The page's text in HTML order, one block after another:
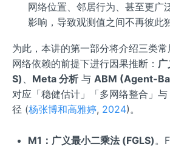
网络位置、邻居行为、甚至更广
影响，导致观测值之间不再彼此
为此，本讲的第一部分将介绍三类
网络依赖的前提下进行因果推断：
S)
Meta 分析与 ABM (Agent-
对应「稳健估计」「多网络整合」
径 (杨张博和高雅婷, 2024)。
M1：广义最小二乘法 (FGLS) 。